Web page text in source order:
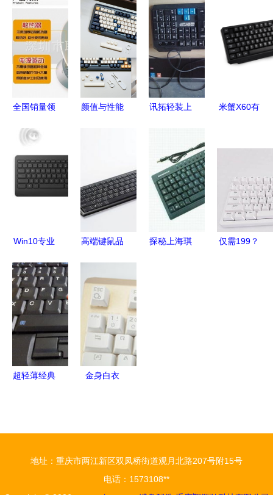
全国销量领
LED工矿灯
是如何改变
工厂照明
的？
颜值与性能
深度评析
讯拓轻装上
案的深度解
析
米蟹X60有
游戏两相宜
Win10专业
标价格曝
光，预计10
月上市
高端键鼠品
道 深圳网
帝如何成为
行业标杆
探秘上海琪
仅需199？
超轻薄经典
的信仰之选
金身白衣
地址：重庆市两江新区双凤桥街道观月北路207号附15号
电话：1573108**